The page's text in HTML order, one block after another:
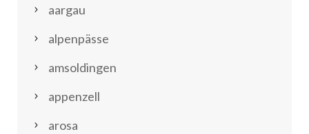
aargau
alpenpässe
amsoldingen
appenzell
arosa